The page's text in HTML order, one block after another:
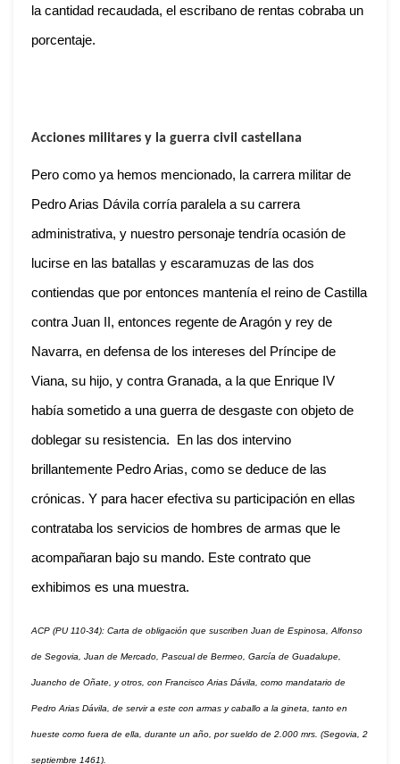
la cantidad recaudada, el escribano de rentas cobraba un
porcentaje.
Acciones militares y la guerra civil castellana
Pero como ya hemos mencionado, la carrera militar de
Pedro Arias Dávila corría paralela a su carrera
administrativa, y nuestro personaje tendría ocasión de
lucirse en las batallas y escaramuzas de las dos
contiendas que por entonces mantenía el reino de Castilla
contra Juan II, entonces regente de Aragón y rey de
Navarra, en defensa de los intereses del Príncipe de
Viana, su hijo, y contra Granada, a la que Enrique IV
había sometido a una guerra de desgaste con objeto de
doblegar su resistencia. En las dos intervino
brillantemente Pedro Arias, como se deduce de las
crónicas. Y para hacer efectiva su participación en ellas
contrataba los servicios de hombres de armas que le
acompañaran bajo su mando. Este contrato que
exhibimos es una muestra.
ACP (PU 110-34): Carta de obligación que suscriben Juan de Espinosa, Alfonso
de Segovia, Juan de Mercado, Pascual de Bermeo, García de Guadalupe,
Juancho de Oñate, y otros, con Francisco Arias Dávila, como mandatario de
Pedro Arias Dávila, de servir a este con armas y caballo a la gineta, tanto en
hueste como fuera de ella, durante un año, por sueldo de 2.000 mrs. (Segovia, 2
septiembre 1461).